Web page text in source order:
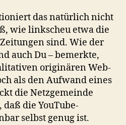
das natürlich nicht
wie linkscheu etwa die
sind. Wie der
auch Du – bemerkte,
originären Web-
als den Aufwand eines
die Netzgemeinde
daß die YouTube-
selbst genug ist.